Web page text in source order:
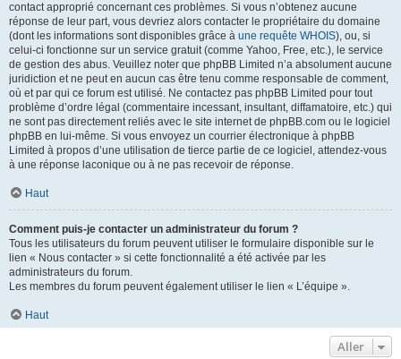
contact approprié concernant ces problèmes. Si vous n’obtenez aucune
réponse de leur part, vous devriez alors contacter le propriétaire du domaine
(dont les informations sont disponibles grâce à une requête WHOIS), ou, si
celui-ci fonctionne sur un service gratuit (comme Yahoo, Free, etc.), le service
de gestion des abus. Veuillez noter que phpBB Limited n’a absolument aucune
juridiction et ne peut en aucun cas être tenu comme responsable de comment,
où et par qui ce forum est utilisé. Ne contactez pas phpBB Limited pour tout
problème d’ordre légal (commentaire incessant, insultant, diffamatoire, etc.) qui
ne sont pas directement reliés avec le site internet de phpBB.com ou le logiciel
phpBB en lui-même. Si vous envoyez un courrier électronique à phpBB
Limited à propos d’une utilisation de tierce partie de ce logiciel, attendez-vous
à une réponse laconique ou à ne pas recevoir de réponse.
Haut
Comment puis-je contacter un administrateur du forum ?
Tous les utilisateurs du forum peuvent utiliser le formulaire disponible sur le
lien « Nous contacter » si cette fonctionnalité a été activée par les
administrateurs du forum.
Les membres du forum peuvent également utiliser le lien « L’équipe ».
Haut
Aller